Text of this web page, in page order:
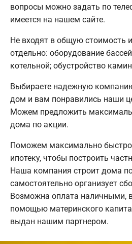
вопросы можно задать по
имеется на нашем сайте.
Не входят в общую стоимость
отдельно: оборудование
котельной; обустройство
Выбираете надежную
дом и вам понравились наши
Можем предложить
дома по акции.
Поможем максимально
ипотеку, чтобы построить
Наша компания строит дома
самостоятельно организует
Возможна оплата наличными,
помощью материнского
выдан нашим партнером.